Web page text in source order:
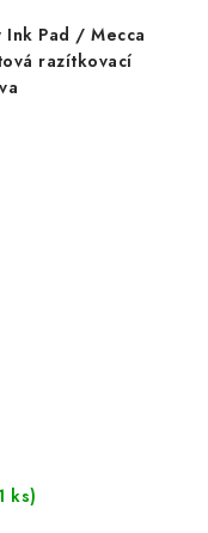
Pad / Mecca
razítkovací
ks)